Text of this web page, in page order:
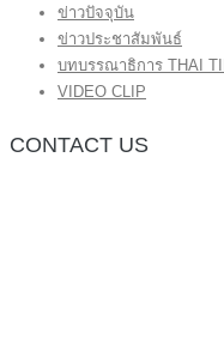
ข่าวปัจจุบัน
ข่าวประชาสัมพันธ์
บทบรรณาธิการ THAI
VIDEO CLIP
CONTACT US